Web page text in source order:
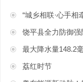
“城乡相联·心手
饶平县全力防御
最大降水量148.2
荔红时节